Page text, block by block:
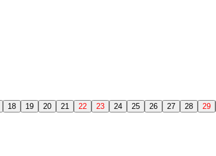
18 19 20 21 22 23 24 25 26 27 28 29